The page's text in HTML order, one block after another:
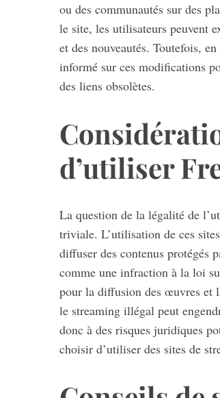
ou des communautés sur des
le site, les utilisateurs peuvent
et des nouveautés. Toutefois,
informé sur ces modifications
des liens obsolètes.
d’utiliser
La question de la légalité de
triviale. L’utilisation de ces
diffuser des contenus protégés
comme une infraction à la loi
pour la diffusion des œuvres et
le streaming illégal peut
donc à des risques juridiques
choisir d’utiliser des sites de
S
e
r
c
f